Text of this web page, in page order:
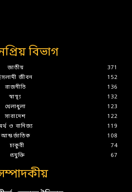
বিভাগ
জাতীয়
371
জীবন
152
রাজনীতি
136
স্বাস্থ্য
132
খেলাধুলা
123
সারাদেশ
122
ও বানিজ্য
119
আন্তর্জাতিক
108
চাকুরী
74
প্রযুক্তি
67